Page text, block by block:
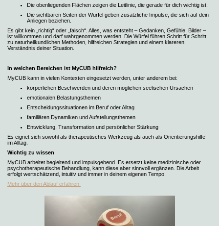
Die obenliegenden Flächen zeigen die Leitlinie, die gerade für dich wichtig ist.
Die sichtbaren Seiten der Würfel geben zusätzliche Impulse, die sich auf dein
Anliegen beziehen.
Es gibt kein „richtig“ oder „falsch“. Alles, was entsteht – Gedanken, Gefühle, Bilder –
ist willkommen und darf wahrgenommen werden. Die Würfel führen Schritt für Schritt
zu naturheilkundlichen Methoden, hilfreichen Strategien und einem klareren
Verständnis deiner Situation.
In welchen Bereichen ist MyCUB hilfreich?
MyCUB kann in vielen Kontexten eingesetzt werden, unter anderem bei:
körperlichen Beschwerden und deren möglichen seelischen Ursachen
emotionalen Belastungsthemen
Entscheidungssituationen im Beruf oder Alltag
familiären Dynamiken und Aufstellungsthemen
Entwicklung, Transformation und persönlicher Stärkung
Es eignet sich sowohl als therapeutisches Werkzeug als auch als Orientierungshilfe
im Alltag.
Wichtig zu wissen
MyCUB arbeitet begleitend und impulsgebend. Es ersetzt keine medizinische oder
psychotherapeutische Behandlung, kann diese aber sinnvoll ergänzen. Die Arbeit
erfolgt wertschätzend, intuitiv und immer in deinem eigenen Tempo.
Mehr über den Ablauf erfahren